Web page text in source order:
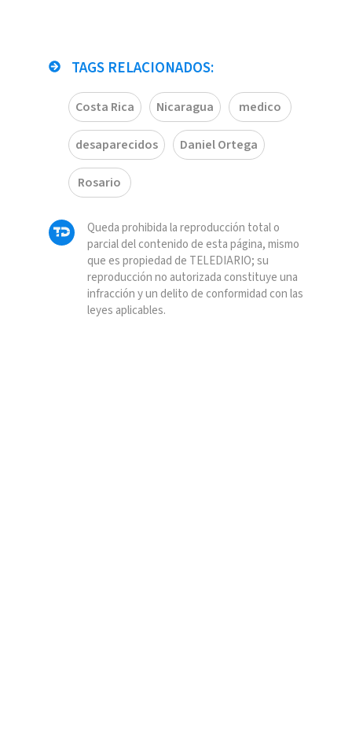
TAGS RELACIONADOS:
Costa Rica Nicaragua medico
desaparecidos Daniel Ortega
Rosario
Queda prohibida la reproducción total o
parcial del contenido de esta página, mismo
que es propiedad de TELEDIARIO; su
reproducción no autorizada constituye una
infracción y un delito de conformidad con las
leyes aplicables.